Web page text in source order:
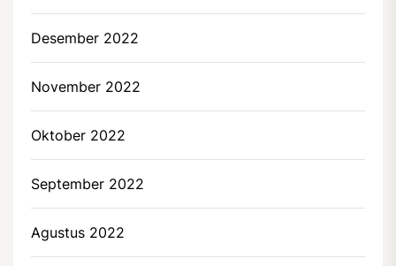
Desember 2022
November 2022
Oktober 2022
September 2022
Agustus 2022